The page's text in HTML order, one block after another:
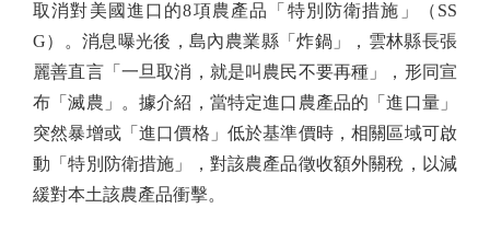
取消對美國進口的8項農產品「特別防衛措施」（SS
G）。消息曝光後，島內農業縣「炸鍋」，雲林縣長張
麗善直言「一旦取消，就是叫農民不要再種」，形同宣
布「滅農」。據介紹，當特定進口農產品的「進口量」
突然暴增或「進口價格」低於基準價時，相關區域可啟
動「特別防衛措施」，對該農產品徵收額外關稅，以減
緩對本土該農產品衝擊。